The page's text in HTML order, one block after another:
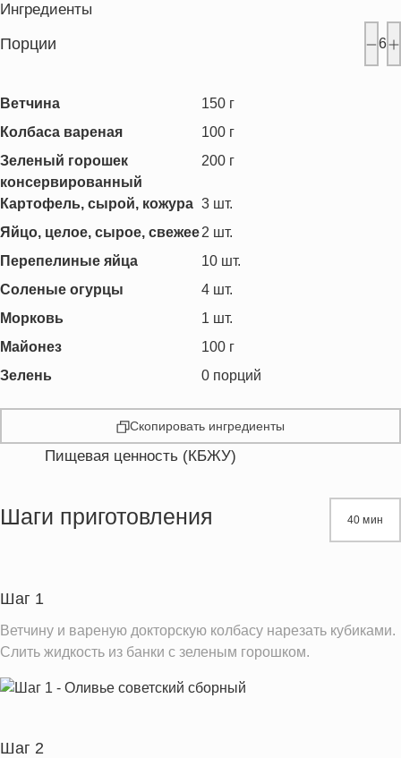
Ингредиенты
Порции 6
Ветчина 150 г
Колбаса вареная
100 г
Зеленый горошек
консервированный
200 г
Картофель, сырой, кожура 3 шт.
Яйцо, целое, сырое, свежее2 шт.
Перепелиные яйца
10 шт.
Соленые огурцы
4 шт.
Морковь
1 шт.
Майонез
100 г
Зелень
0 порций
Скопировать ингредиенты
Пищевая ценность (КБЖУ)
Жиры
Пищевые волокна
Холестерин
283.2 мг
Вода
235.4 г
Натрий
1829.0 мг
Шаги приготовления 40 мин
Шаг 1
Ветчину и вареную докторскую колбасу нарезать кубиками.
Слить жидкость из банки с зеленым горошком.
Шаг 2